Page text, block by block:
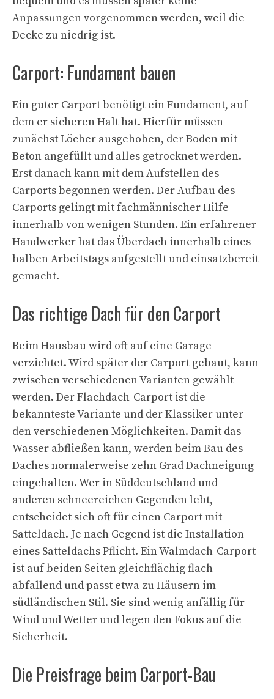
Anpassungen vorgenommen werden, weil die
Decke zu niedrig ist.
Carport: Fundament bauen
Ein guter Carport benötigt ein Fundament, auf
dem er sicheren Halt hat. Hierfür müssen
zunächst Löcher ausgehoben, der Boden mit
Beton angefüllt und alles getrocknet werden.
Erst danach kann mit dem Aufstellen des
Carports begonnen werden. Der Aufbau des
Carports gelingt mit fachmännischer Hilfe
innerhalb von wenigen Stunden. Ein erfahrener
Handwerker hat das Überdach innerhalb eines
halben Arbeitstags aufgestellt und einsatzbereit
gemacht.
Das richtige Dach für den Carport
Beim Hausbau wird oft auf eine Garage
verzichtet. Wird später der Carport gebaut, kann
zwischen verschiedenen Varianten gewählt
werden. Der Flachdach-Carport ist die
bekannteste Variante und der Klassiker unter
den verschiedenen Möglichkeiten. Damit das
Wasser abfließen kann, werden beim Bau des
Daches normalerweise zehn Grad Dachneigung
eingehalten. Wer in Süddeutschland und
anderen schneereichen Gegenden lebt,
entscheidet sich oft für einen Carport mit
Satteldach. Je nach Gegend ist die Installation
eines Satteldachs Pflicht. Ein Walmdach-Carport
ist auf beiden Seiten gleichflächig flach
abfallend und passt etwa zu Häusern im
südländischen Stil. Sie sind wenig anfällig für
Wind und Wetter und legen den Fokus auf die
Sicherheit.
Die Preisfrage beim Carport-Bau